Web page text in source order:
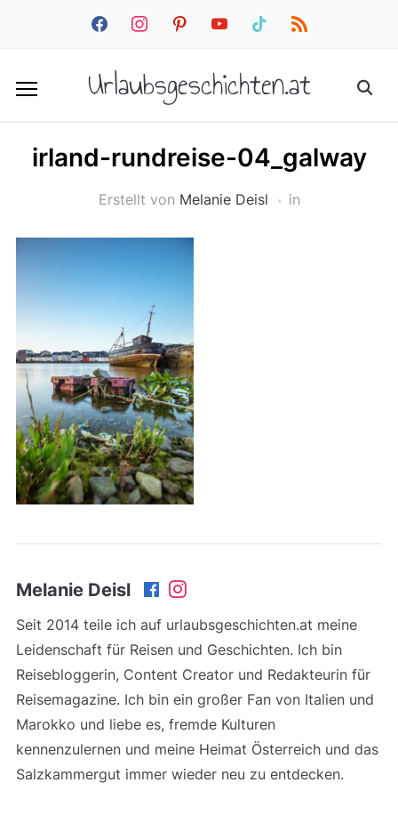
facebookinstagrampinterestyoutube tiktok rss
Urlaubsgeschichten.at
irland-rundreise-04_galway
Erstellt von Melanie Deisl in
Melanie Deisl
Seit 2014 teile ich auf urlaubsgeschichten.at meine
Leidenschaft für Reisen und Geschichten. Ich bin
Reisebloggerin, Content Creator und Redakteurin für
Reisemagazine. Ich bin ein großer Fan von Italien und
Marokko und liebe es, fremde Kulturen
kennenzulernen und meine Heimat Österreich und das
Salzkammergut immer wieder neu zu entdecken.